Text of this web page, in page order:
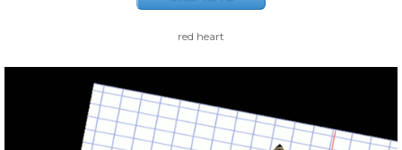
red heart